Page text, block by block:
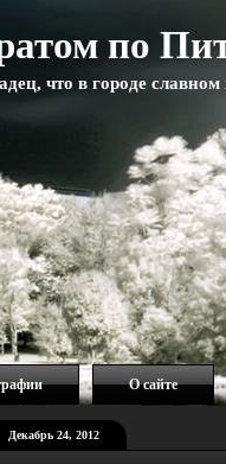
по
что в городе
О сайте
Декабрь 24, 2012